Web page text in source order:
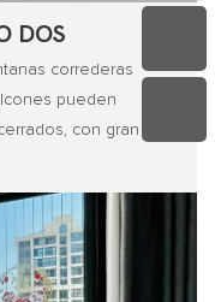
DOS
correderas
pueden
con gran